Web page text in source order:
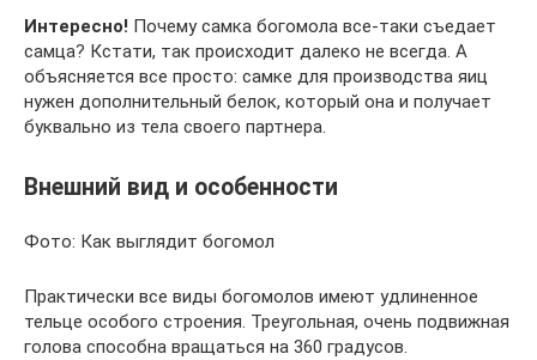
Интересно! Почему самка богомола все-таки съедает
самца? Кстати, так происходит далеко не всегда. А
объясняется все просто: самке для производства яиц
нужен дополнительный белок, который она и получает
буквально из тела своего партнера.
Внешний вид и особенности
Фото: Как выглядит богомол
Практически все виды богомолов имеют удлиненное
тельце особого строения. Треугольная, очень подвижная
голова способна вращаться на 360 градусов.